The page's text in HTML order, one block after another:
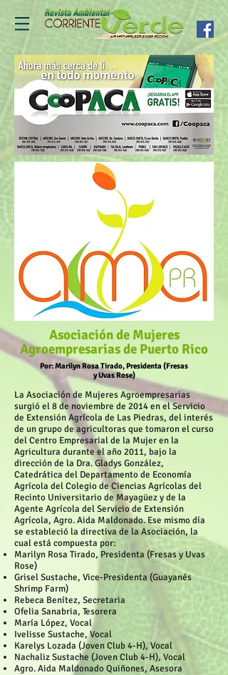
Asociación de Mujeres
Agroempresarias de Puerto Rico
Por: Marilyn Rosa Tirado, Presidenta (Fresas
y Uvas Rose)
La Asociación de Mujeres Agroempresarias
surgió el 8 de noviembre de 2014 en el Servicio
de Extensión Agrícola de Las Piedras, del interés
de un grupo de agricultoras que tomaron el curso
del Centro Empresarial de la Mujer en la
Agricultura durante el año 2011, bajo la
dirección de la Dra. Gladys González,
Catedrática del Departamento de Economía
Agrícola del Colegio de Ciencias Agrícolas del
Recinto Universitario de Mayagüez y de la
Agente Agrícola del Servicio de Extensión
Agrícola, Agro. Aida Maldonado. Ese mismo día
se estableció la directiva de la Asociación, la
cual está compuesta por:
Marilyn Rosa Tirado, Presidenta (Fresas y Uvas
Rose)
Grisel Sustache, Vice-Presidenta (Guayanés
Shrimp Farm)
Rebeca Benítez, Secretaria
Ofelia Sanabria, Tesorera
María López, Vocal
Ivelisse Sustache, Vocal
Karelys Lozada (Joven Club 4-H), Vocal
Nachaliz Sustache (Joven Club 4-H), Vocal
Agro. Aida Maldonado Quiñones, Asesora